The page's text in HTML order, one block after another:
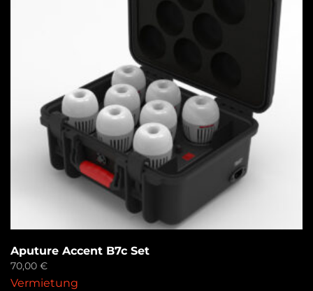
Aputure Accent B7c Set
70,00 €
Vermietung